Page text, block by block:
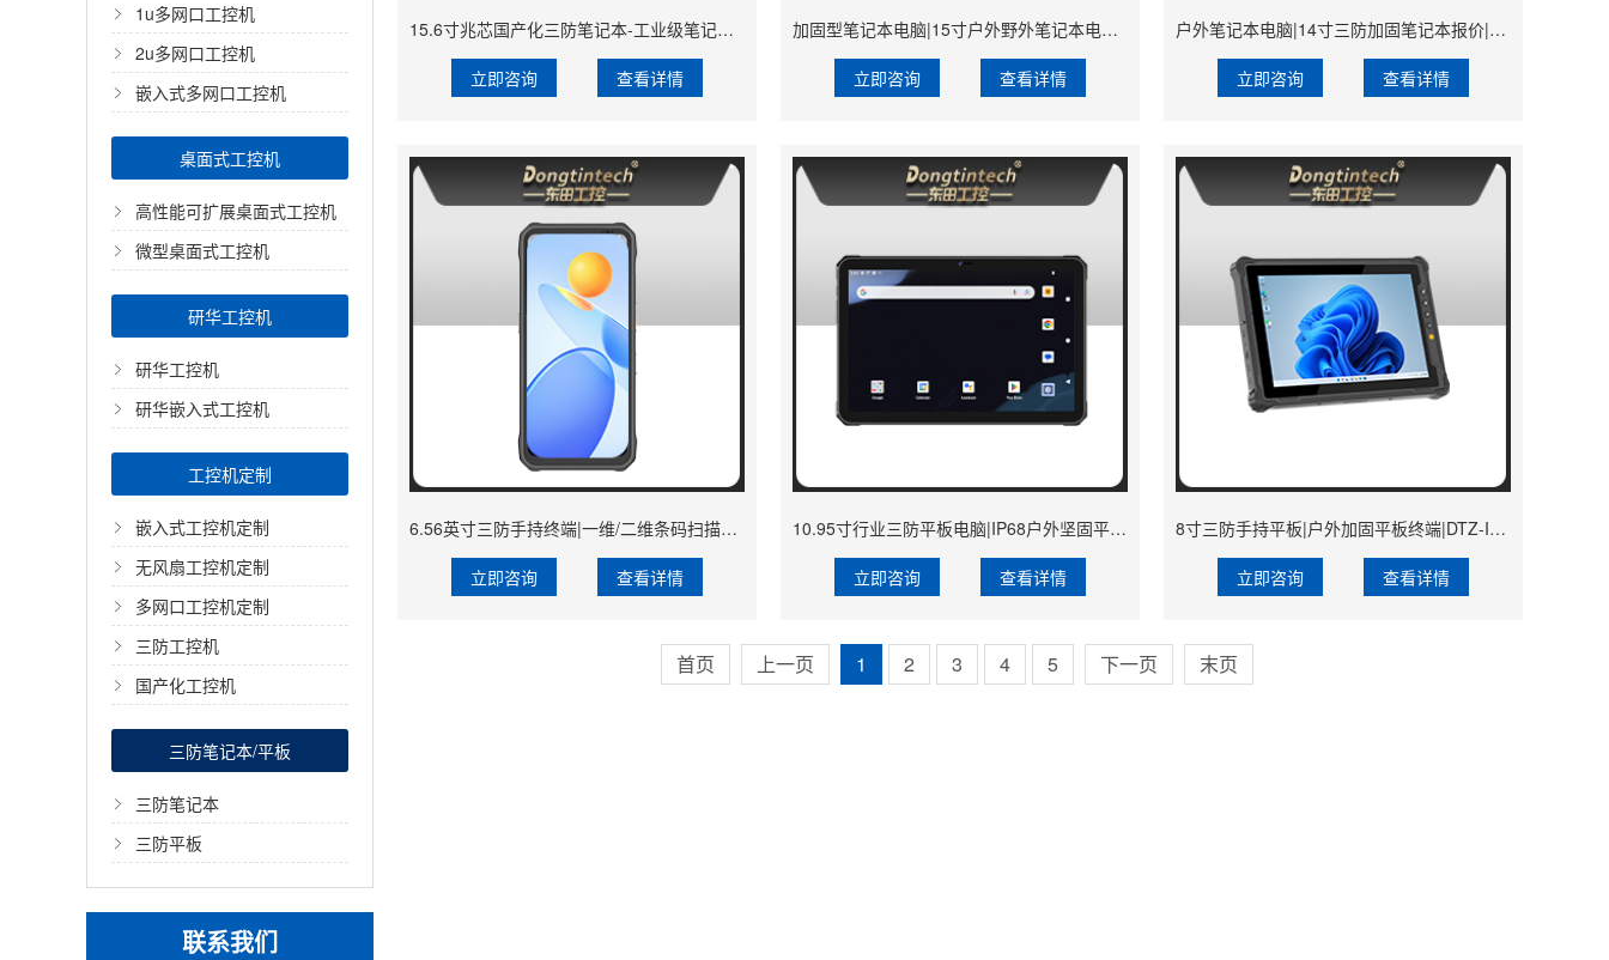
1u多网口工控机
2u多网口工控机
嵌入式多网口工控机
桌面式工控机
高性能可扩展桌面式工控机
微型桌面式工控机
研华工控机
研华工控机
研华嵌入式工控机
工控机定制
嵌入式工控机定制
无风扇工控机定制
多网口工控机定制
三防工控机
国产化工控机
三防笔记本/平板
三防笔记本
三防平板
联系我们
15.6寸兆芯国产化三防笔记本-工业级笔记本厂家|DTN-S15Z4C
立即咨询 查看详情
加固型笔记本电脑|15寸户外野外笔记本电脑推荐|DTN-S1512E
立即咨询 查看详情
户外笔记本电脑|14寸三防加固笔记本报价|DTN-S1412E
立即咨询 查看详情
6.56英寸三防手持终端|一维/二维条码扫描引擎加固手机|DTZ-T0602E-6789
立即咨询 查看详情
10.95寸行业三防平板电脑|IP68户外坚固平板电脑|DTZ-T1101E-8781
立即咨询 查看详情
8寸三防手持平板|户外加固平板终端|DTZ-I0801E-N100
立即咨询 查看详情
首页 上一页 1 2 3 4 5 下一页 末页